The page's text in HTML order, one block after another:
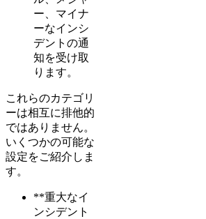
ー、マイナ
ーなインシ
デントの通
知を受け取
ります。
これらのカテゴリ
ーは相互に排他的
ではありません。
いくつかの可能な
設定をご紹介しま
す。
**重大なイ
ンシデント